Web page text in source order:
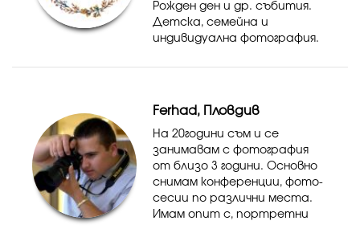
Рожден ден и др. събития.
Детска, семейна и
индивидуална фотография.
Ferhad, Пловдив
На 20години съм и се
занимавам с фотография
от близо 3 години. Основно
снимам конференции, фото-
сесии по различни места.
Имам опит с, портретни